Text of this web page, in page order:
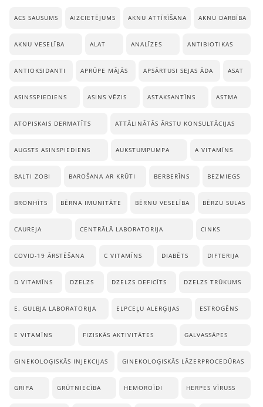
ACS SAUSUMS AIZCIETĒJUMS AKNU ATTĪRĪŠANA AKNU DARBĪBA
AKNU VESELĪBA ALAT ANALĪZES ANTIBIOTIKAS
ANTIOKSIDANTI APRŪPE MĀJĀS APSĀRTUSI SEJAS ĀDA ASAT
ASINSSPIEDIENS ASINS VĒZIS ASTAKSANTĪNS ASTMA
ATOPISKAIS DERMATĪTS ATTĀLINĀTĀS ĀRSTU KONSULTĀCIJAS
AUGSTS ASINSPIEDIENS AUKSTUMPUMPA A VITAMĪNS
BALTI ZOBI BAROŠANA AR KRŪTI BERBERĪNS BEZMIEGS
BRONHĪTS BĒRNA IMUNITĀTE BĒRNU VESELĪBA BĒRZU SULAS
CAUREJA CENTRĀLĀ LABORATORIJA CINKS
COVID-19 ĀRSTĒŠANA C VITAMĪNS DIABĒTS DIFTERIJA
D VITAMĪNS DZELZS DZELZS DEFICĪTS DZELZS TRŪKUMS
E. GULBJA LABORATORIJA ELPCEĻU ALERĢIJAS ESTROGĒNS
E VITAMĪNS FIZISKĀS AKTIVITĀTES GALVASSĀPES
GINEKOLOĢISKĀS INJEKCIJAS GINEKOLOĢISKĀS LĀZERPROCEDŪRAS
GRIPA GRŪTNIECĪBA HEMOROĪDI HERPES VĪRUSS